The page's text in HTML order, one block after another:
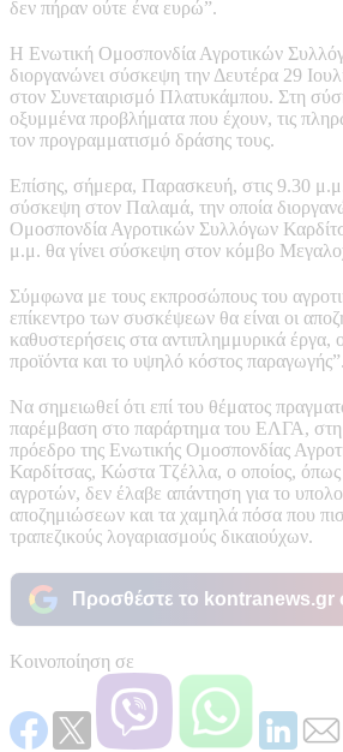
δεν πήραν ούτε ένα ευρώ”.
Η Ενωτική Ομοσπονδία Αγροτικών
διοργανώνει σύσκεψη την Δευτέρα 29
στον Συνεταιρισμό Πλατυκάμπου. Στη
οξυμμένα προβλήματα που έχουν, τις
τον προγραμματισμό δράσης τους.
Επίσης, σήμερα, Παρασκευή, στις 9.30
σύσκεψη στον Παλαμά, την οποία
Ομοσπονδία Αγροτικών Συλλόγων
μ.μ. θα γίνει σύσκεψη στον κόμβο
Σύμφωνα με τους εκπροσώπους του
επίκεντρο των συσκέψεων θα είναι οι
καθυστερήσεις στα αντιπλημμυρικά έργα,
προϊόντα και το υψηλό κόστος παραγωγής”.
Να σημειωθεί ότι επί του θέματος
παρέμβαση στο παράρτημα του ΕΛΓΑ,
πρόεδρο της Ενωτικής Ομοσπονδίας
Καρδίτσας, Κώστα Τζέλλα, ο οποίος,
αγροτών, δεν έλαβε απάντηση για το
αποζημιώσεων και τα χαμηλά πόσα που
τραπεζικούς λογαριασμούς δικαιούχων.
Προσθέστε το kontranews.gr
Κοινοποίηση σε